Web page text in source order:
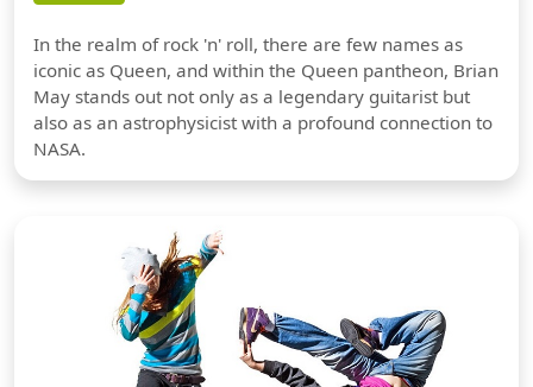
In the realm of rock 'n' roll, there are few names as
iconic as Queen, and within the Queen pantheon, Brian
May stands out not only as a legendary guitarist but
also as an astrophysicist with a profound connection to
NASA.